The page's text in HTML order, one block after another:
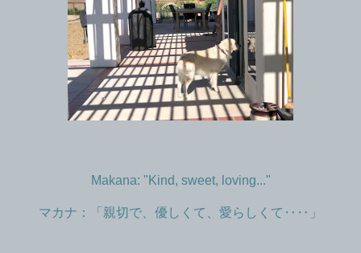
Makana: "Kind, sweet, loving..."
マカナ：「親切で、優しくて、愛らしくて‥‥」